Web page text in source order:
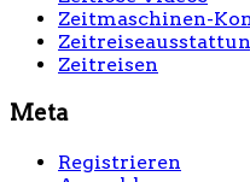
Zeitmaschinen-
Zeitreisen
Meta
Registrieren